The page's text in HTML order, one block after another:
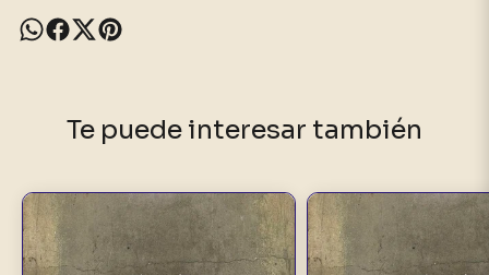
Te puede interesar también